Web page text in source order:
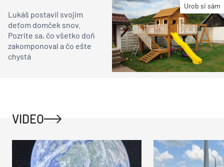
Urob si sám
Lukáš postavil svojim
deťom domček snov.
Pozrite sa, čo všetko doň
zakomponoval a čo ešte
chystá
VIDEO